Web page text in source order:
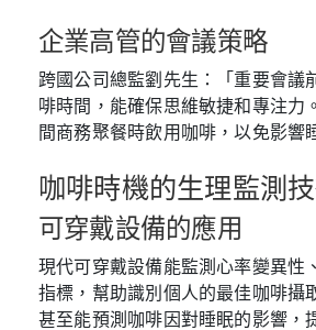
企業高管的會議策略
跨國公司總監劉先生：「重要會議
啡時間，能確保思維敏捷和專注力
間商務聚餐時飲用咖啡，以免影響
咖啡時機的生理監測
可穿戴設備的應用
現代可穿戴設備能監測心率變異性
指標，幫助識別個人的最佳咖啡攝
甚至能預測咖啡因對睡眠的影響，